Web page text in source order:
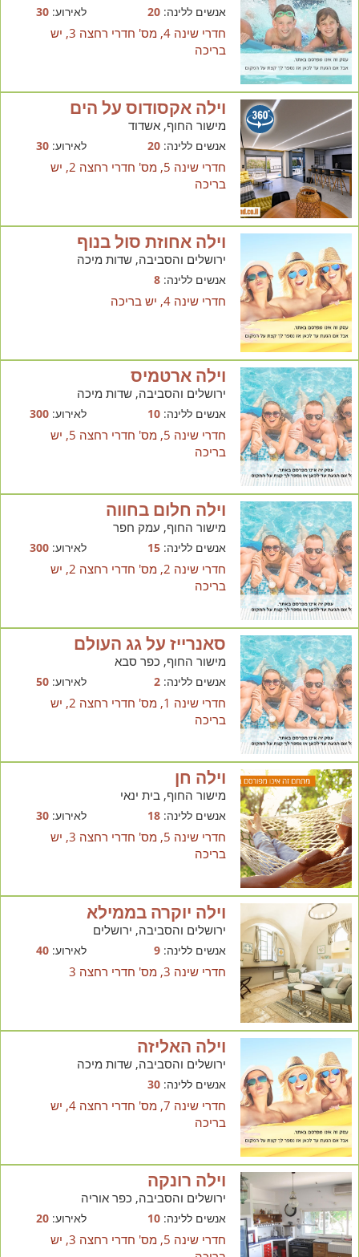
אנשים ללינה:20 לאירוע:30
חדרי שינה 4, מס' חדרי רחצה 3, יש
בריכה
וילה אקסודוס על הים
מישור החוף, אשדוד
אנשים ללינה:20 לאירוע:30
חדרי שינה 5, מס' חדרי רחצה 2, יש
בריכה
וילה אחוזת סול בנוף
ירושלים והסביבה, שדות מיכה
אנשים ללינה:8
חדרי שינה 4, יש בריכה
וילה ארטמיס
ירושלים והסביבה, שדות מיכה
אנשים ללינה:10 לאירוע:300
חדרי שינה 5, מס' חדרי רחצה 5, יש
בריכה
וילה חלום בחווה
מישור החוף, עמק חפר
אנשים ללינה:15 לאירוע:300
חדרי שינה 2, מס' חדרי רחצה 2, יש
בריכה
סאנרייז על גג העולם
מישור החוף, כפר סבא
אנשים ללינה:2 לאירוע:50
חדרי שינה 1, מס' חדרי רחצה 2, יש
בריכה
וילה חן
מישור החוף, בית ינאי
אנשים ללינה:18 לאירוע:30
חדרי שינה 5, מס' חדרי רחצה 3, יש
בריכה
וילה יוקרה בממילא
ירושלים והסביבה, ירושלים
אנשים ללינה:9 לאירוע:40
חדרי שינה 3, מס' חדרי רחצה 3
וילה האליזה
ירושלים והסביבה, שדות מיכה
אנשים ללינה:30
חדרי שינה 7, מס' חדרי רחצה 4, יש
בריכה
וילה רונקה
ירושלים והסביבה, כפר אוריה
אנשים ללינה:10 לאירוע:20
חדרי שינה 5, מס' חדרי רחצה 3, יש